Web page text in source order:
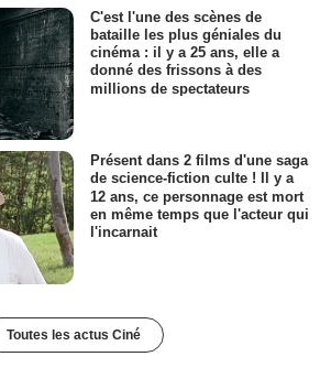
C'est l'une des scènes de
bataille les plus géniales du
cinéma : il y a 25 ans, elle a
donné des frissons à des
millions de spectateurs
Présent dans 2 films d'une saga
de science-fiction culte ! Il y a
12 ans, ce personnage est mort
en même temps que l'acteur qui
l'incarnait
Toutes les actus Ciné